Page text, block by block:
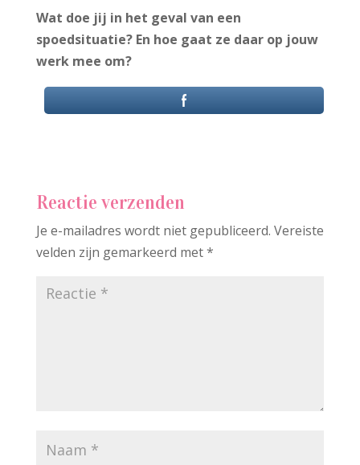
Wat doe jij in het geval van een
spoedsituatie? En hoe gaat ze daar op jouw
werk mee om?
Reactie verzenden
Je e-mailadres wordt niet gepubliceerd. Vereiste
velden zijn gemarkeerd met*